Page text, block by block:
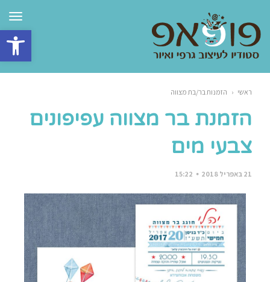
פתח
ראשי ‹ הזמנות בר/בת מצווה
הזמנת בר מצווה עפיפונים
צבעי מים
21 באפריל 2018 15:22